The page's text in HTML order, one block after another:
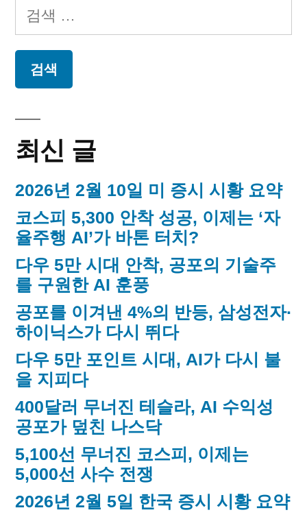
오
독
운
동
가
이
김
검
색:
최신 글
2026년 2월 10일 미 증시 시황 요약
코스피 5,300 안착 성공, 이제는 ‘자
율주행 AI’가 바톤 터치?
다우 5만 시대 안착, 공포의 기술주
를 구원한 AI 훈풍
공포를 이겨낸 4%의 반등, 삼성전자·
하이닉스가 다시 뛰다
다우 5만 포인트 시대, AI가 다시 불
을 지피다
400달러 무너진 테슬라, AI 수익성
공포가 덮친 나스닥
5,100선 무너진 코스피, 이제는
5,000선 사수 전쟁
2026년 2월 5일 한국 증시 시황 요약